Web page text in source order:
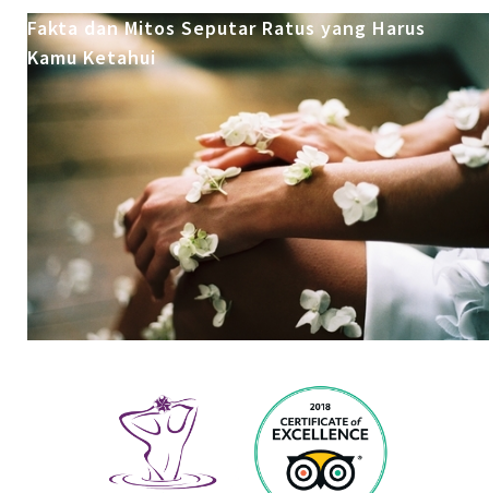
Fakta dan Mitos Seputar Ratus yang Harus
Kamu Ketahui